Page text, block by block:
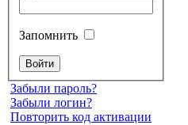
Запомнить
Забыли пароль?
Забыли логин?
Повторить код активации